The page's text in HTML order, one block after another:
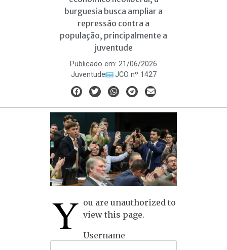
burguesia busca ampliar a
repressão contra a
população, principalmente a
juventude
Publicado em: 21/06/2026
Juventude
JCO nº 1427
Y ou are unauthorized to
view this page.
Username